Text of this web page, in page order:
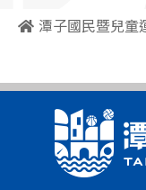
潭子國民暨兒童